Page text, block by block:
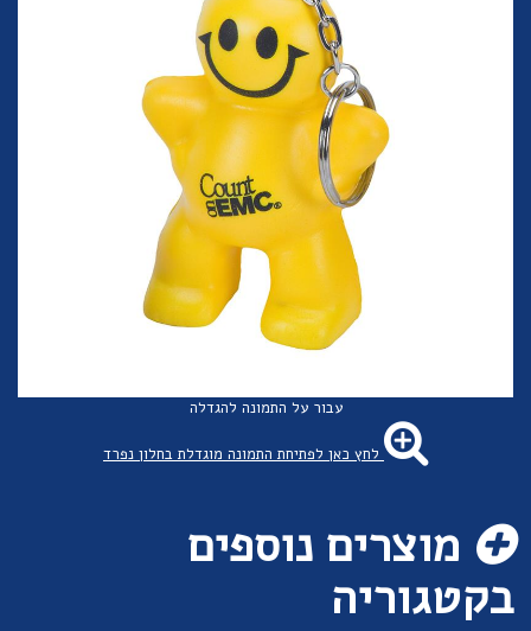
עבור על התמונה להגדלה
לחץ כאן לפתיחת התמונה מוגדלת בחלון נפרד
מוצרים נוספים
בקטגוריה